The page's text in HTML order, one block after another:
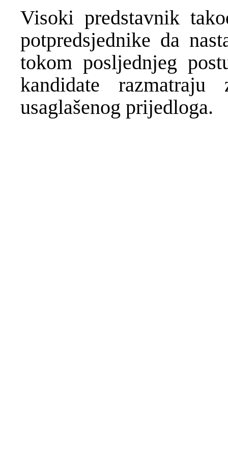
Visoki predstavnik
potpredsjednike da
tokom posljednjeg
kandidate
usaglašenog prijedloga.